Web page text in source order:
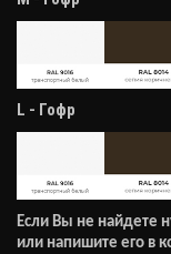
L - Гофр
Если Вы не найдете
или напишите его в